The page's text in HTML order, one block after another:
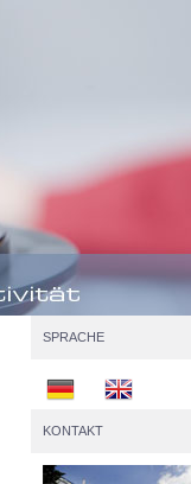
SPRACHE
KONTAKT